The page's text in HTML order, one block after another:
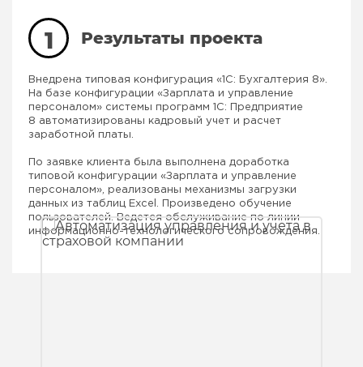
1 Результаты проекта
Внедрена типовая конфигурация «1С: Бухгалтерия 8».
На базе конфигурации «Зарплата и управление
персоналом» системы программ 1С: Предприятие
8 автоматизированы кадровый учет и расчет
заработной платы.
По заявке клиента была выполнена доработка
типовой конфигурации «Зарплата и управление
персоналом», реализованы механизмы загрузки
данных из таблиц Excel. Произведено обучение
пользователей. Ведется обслуживание по линии
информационно-технологического сопровождения.